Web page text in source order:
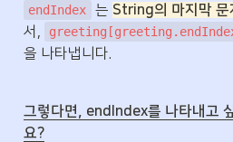
endIndex 는 String의 마지막 문
서,
을 나타냅니다.
그렇다면, endIndex를 나타내고
요?